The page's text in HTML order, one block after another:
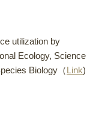
utilization by
Ecology, Science
Biology（Link)